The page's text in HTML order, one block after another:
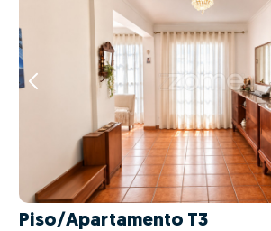
Piso/Apartamento T3